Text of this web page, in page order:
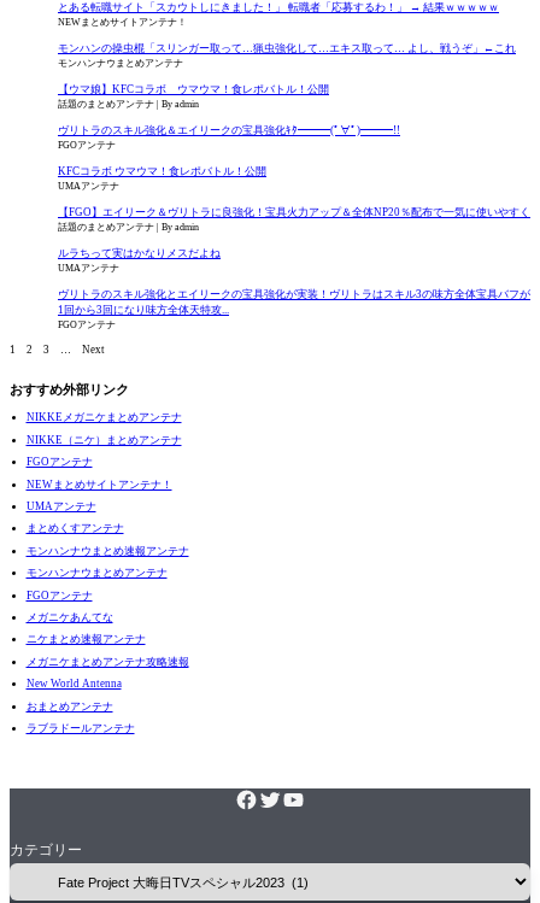
とある転職サイト「スカウトしにきました！」 転職者「応募するわ！」 → 結果ｗｗｗｗｗ
NEWまとめサイトアンテナ！
モンハンの操虫棍「スリンガー取って…猟虫強化して…エキス取って… よし、戦うぞ」←これ
モンハンナウまとめアンテナ
【ウマ娘】KFCコラボ ウマウマ！食レポバトル！公開
話題のまとめアンテナ By admin
ヴリトラのスキル強化＆エイリークの宝具強化ｷﾀ━━━(ﾟ∀ﾟ)━━━!!
FGOアンテナ
KFCコラボ ウマウマ！食レポバトル！公開
UMAアンテナ
【FGO】エイリーク＆ヴリトラに良強化！宝具火力アップ＆全体NP20％配布で一気に使いやすく
話題のまとめアンテナ By admin
ルラちって実はかなりメスだよね
UMAアンテナ
ヴリトラのスキル強化とエイリークの宝具強化が実装！ヴリトラはスキル3の味方全体宝具バフが
1回から3回になり味方全体天特攻...
FGOアンテナ
1 2 3 … Next
おすすめ外部リンク
NIKKEメガニケまとめアンテナ
NIKKE（ニケ）まとめアンテナ
FGOアンテナ
NEWまとめサイトアンテナ！
UMAアンテナ
まとめくすアンテナ
モンハンナウまとめ速報アンテナ
モンハンナウまとめアンテナ
FGOアンテナ
メガニケあんてな
ニケまとめ速報アンテナ
メガニケまとめアンテナ攻略速報
New World Antenna
おまとめアンテナ
ラブラドールアンテナ
カテゴリー